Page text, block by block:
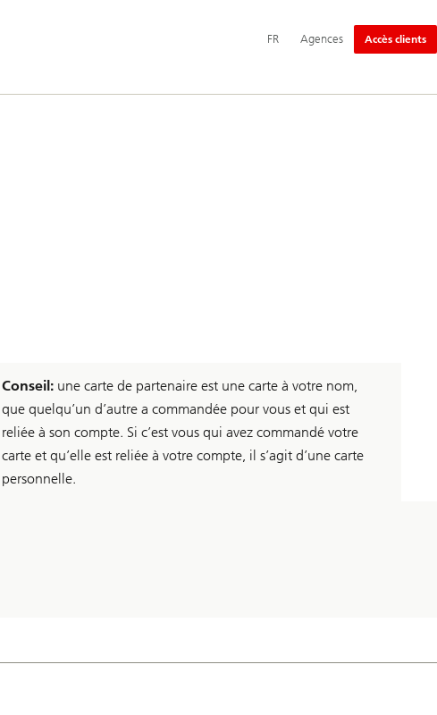
principale
FR Agences Accès clients
Conseil: une carte de partenaire est une carte à votre nom,
que quelqu’un d’autre a commandée pour vous et qui est
reliée à son compte. Si c’est vous qui avez commandé votre
carte et qu’elle est reliée à votre compte, il s’agit d’une carte
personnelle.